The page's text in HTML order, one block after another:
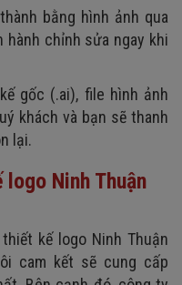
bằng hình ảnh qua
hành chỉnh sửa ngay khi
gốc (.ai), file hình ảnh
khách và bạn sẽ thanh
lại.
Ninh Thuận
kế logo Ninh Thuận
cam kết sẽ cung cấp